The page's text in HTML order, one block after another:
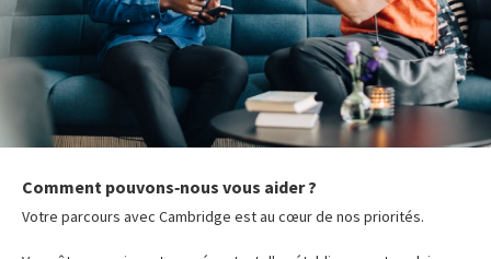
Comment pouvons‑nous vous aider ?
Votre parcours avec Cambridge est au cœur de nos priorités.